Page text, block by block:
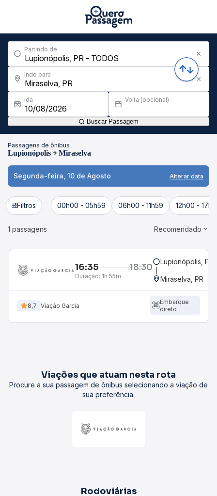
Partindo de
Indo para
Ida Volta (opcional)
Buscar Passagem
Passagens de ônibus
Lupionópolis Miraselva
Segunda-feira, 10 de Agosto Alterar data
Filtros 00h00 - 05h59 06h00 - 11h59 12h00 -
1 passagens Recomendado
16:35 18:30
Duração: 1h 55m
Lupionópolis, PR
Miraselva, PR
8,7 Viação Garcia
Embarque
direto
Viações que atuam nesta rota
Procure a sua passagem de ônibus selecionando a viação de
sua preferência.
Rodoviárias